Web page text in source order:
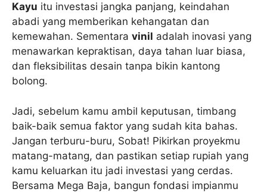
Kayu itu investasi jangka panjang, keindahan
abadi yang memberikan kehangatan dan
kemewahan. Sementara vinil adalah inovasi yang
menawarkan kepraktisan, daya tahan luar biasa,
dan fleksibilitas desain tanpa bikin kantong
bolong.
Jadi, sebelum kamu ambil keputusan, timbang
baik-baik semua faktor yang sudah kita bahas.
Jangan terburu-buru, Sobat! Pikirkan proyekmu
matang-matang, dan pastikan setiap rupiah yang
kamu keluarkan itu jadi investasi yang cerdas.
Bersama Mega Baja, bangun fondasi impianmu